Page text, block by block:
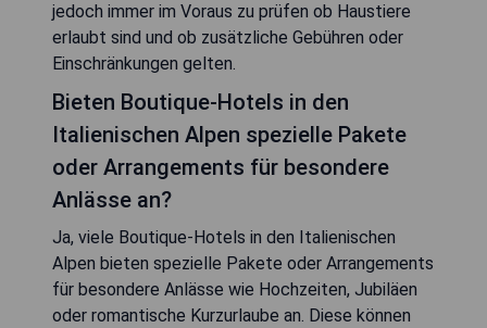
jedoch immer im Voraus zu prüfen ob Haustiere
erlaubt sind und ob zusätzliche Gebühren oder
Einschränkungen gelten.
Bieten Boutique-Hotels in den
Italienischen Alpen spezielle Pakete
oder Arrangements für besondere
Anlässe an?
Ja, viele Boutique-Hotels in den Italienischen
Alpen bieten spezielle Pakete oder Arrangements
für besondere Anlässe wie Hochzeiten, Jubiläen
oder romantische Kurzurlaube an. Diese können